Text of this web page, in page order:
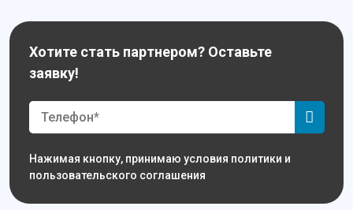
Хотите стать партнером? Оставьте
заявку!
Нажимая кнопку, принимаю условия политики и
пользовательского соглашения